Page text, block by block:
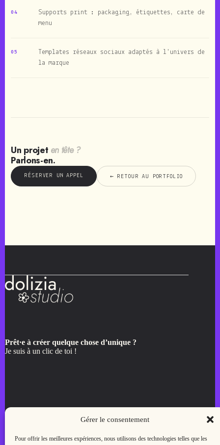
Gérer le consentement
Pour offrir les meilleures expériences, nous utilisons des technologies telles que les
04
Supports print : packaging, étiquettes, carte de
menu
05
Templates réseaux sociaux adaptés à l'univers de
la marque
Un projet en tête ?
Parlons-en.
RÉSERVER UN APPEL ← RETOUR AU PORTFOLIO
Prêt·e à créer quelque chose d’unique ?
Je suis à un clic de toi !
Menu
Créer mon site